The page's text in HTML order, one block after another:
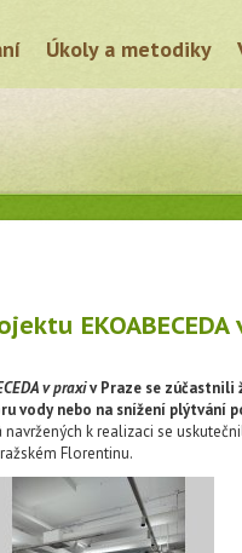
Úkoly a metodiky
EKOABECEDA
v praxiv Praze se zúčastnili
vody nebo na snížení plýtvání
k realizaci se
Florentinu.